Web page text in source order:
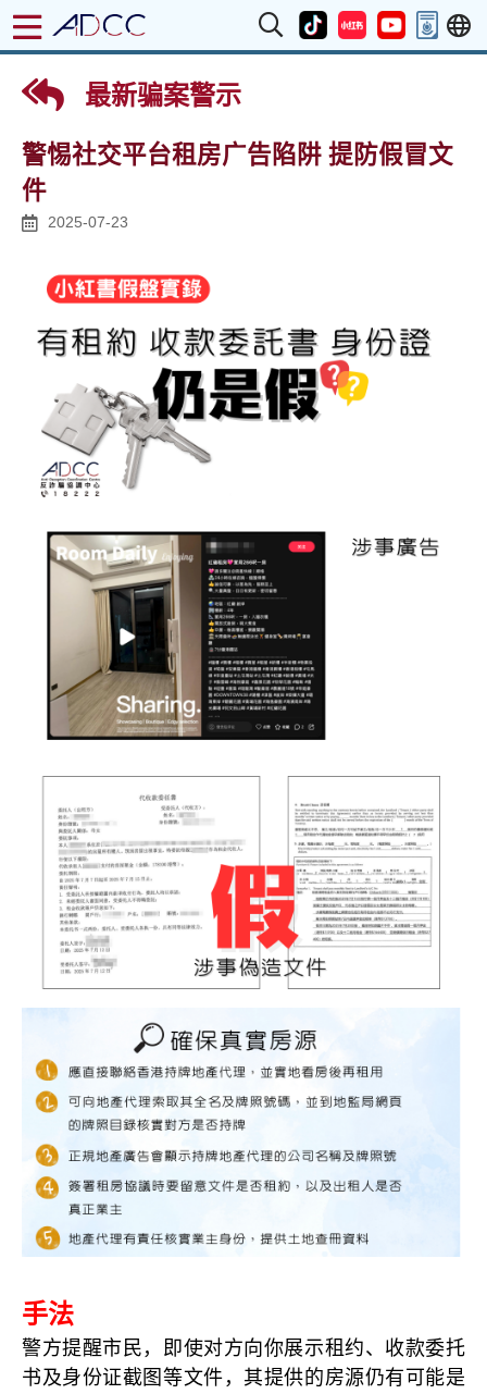
最新骗案警示
警惕社交平台租房广告陷阱 提防假冒文
件
2025-07-23
手法
警方提醒市民，即使对方向你展示租约、收款委托
书及身份证截图等文件，其提供的房源仍有可能是